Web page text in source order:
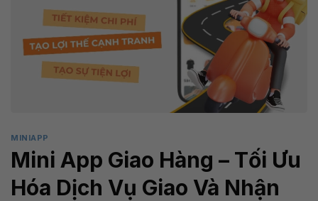
MINIAPP
Mini App Giao Hàng – Tối Ưu
Hóa Dịch Vụ Giao Và Nhận